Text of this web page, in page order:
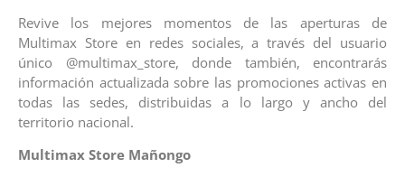
Revive los mejores momentos de las aperturas de
Multimax Store en redes sociales, a través del usuario
único @multimax_store, donde también, encontrarás
información actualizada sobre las promociones activas en
todas las sedes, distribuidas a lo largo y ancho del
territorio nacional.
Multimax Store Mañongo